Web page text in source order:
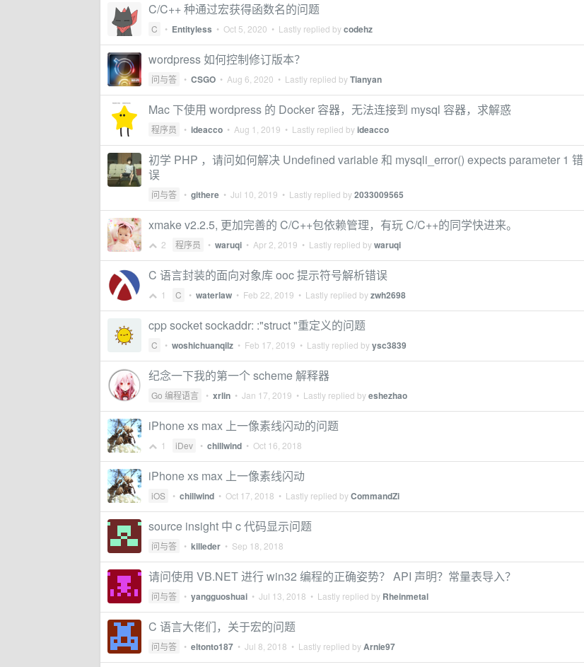
C/C++ 种通过宏获得函数名的问题
C • Entityless • Oct 5, 2020 • Lastly replied bycodehz
wordpress 如何控制修订版本？
问与答 • CSGO • Aug 6, 2020 • Lastly replied byTianyan
Mac 下使用 wordpress 的 Docker 容器，无法连接到 mysql 容器，求解惑
程序员 • ideacco • Aug 1, 2019 • Lastly replied byideacco
初学 PHP ，请问如何解决 Undefined variable 和 mysqli_error() expects parameter 1 错
误
问与答 • githere • Jul 10, 2019 • Lastly replied by2033009565
xmake v2.2.5, 更加完善的 C/C++包依赖管理，有玩 C/C++的同学快进来。
2 程序员 • waruqi • Apr 2, 2019 • Lastly replied bywaruqi
C 语言封装的面向对象库 ooc 提示符号解析错误
1 C • waterlaw • Feb 22, 2019 • Lastly replied byzwh2698
cpp socket sockaddr: :"struct "重定义的问题
C • woshichuanqilz • Feb 17, 2019 • Lastly replied byysc3839
纪念一下我的第一个 scheme 解释器
Go 编程语言 • xrlin • Jan 17, 2019 • Lastly replied byeshezhao
iPhone xs max 上一像素线闪动的问题
1 iDev • chillwind • Oct 16, 2018
iPhone xs max 上一像素线闪动
iOS • chillwind • Oct 17, 2018 • Lastly replied byCommandZi
source insight 中 c 代码显示问题
问与答 • killeder • Sep 18, 2018
请问使用 VB.NET 进行 win32 编程的正确姿势？ API 声明？常量表导入？
问与答 • yangguoshuai • Jul 13, 2018 • Lastly replied by Rheinmetal
C 语言大佬们，关于宏的问题
问与答 • eltonto187 • Jul 8, 2018 • Lastly replied byArnie97